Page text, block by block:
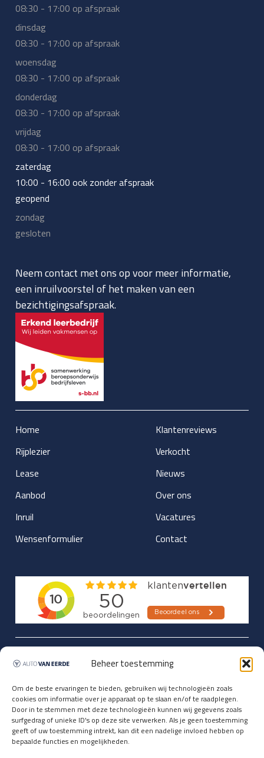
Beheer toestemming
Om de beste ervaringen te bieden, gebruiken wij technologieën zoals
cookies om informatie over je apparaat op te slaan en/of te raadplegen.
Door in te stemmen met deze technologieën kunnen wij gegevens zoals
surfgedrag of unieke ID's op deze site verwerken. Als je geen toestemming
geeft of uw toestemming intrekt, kan dit een nadelige invloed hebben op
bepaalde functies en mogelijkheden.
08:30 - 17:00 op afspraak
dinsdag
08:30 - 17:00 op afspraak
woensdag
08:30 - 17:00 op afspraak
donderdag
08:30 - 17:00 op afspraak
vrijdag
08:30 - 17:00 op afspraak
zaterdag
10:00 - 16:00 ook zonder afspraak
geopend
zondag
gesloten
Neem contact met ons op voor meer informatie,
een inruilvoorstel of het maken van een
bezichtigingsafspraak.
Home
Rijplezier
Lease
Aanbod
Inruil
Wensenformulier
Klantenreviews
Verkocht
Nieuws
Over ons
Vacatures
Contact
Updates over nieuwbinnen-komers
vóórdat ze op de portals staan?
Registreer je hier.
E-mailadres *